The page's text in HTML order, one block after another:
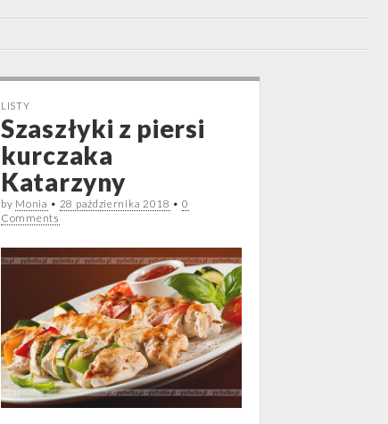
LISTY
Szaszłyki z piersi
kurczaka
Katarzyny
by Monia • 28 października 2018 • 0
Comments